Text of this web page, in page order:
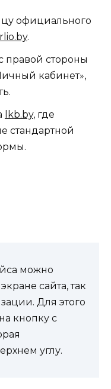
официального
.
правой стороны
кабинет»,
lkb.by, где
стандартной
можно
сайта, так
Для этого
кнопку с
углу.